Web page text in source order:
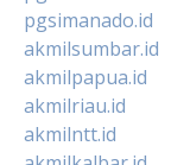
pgsimanado.id
akmilsumbar.id
akmilpapua.id
akmilriau.id
akmilntt.id